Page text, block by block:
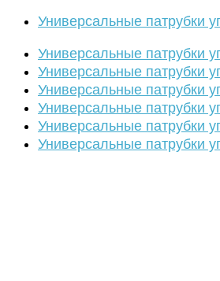
Универсальные патрубки
Универсальные патрубки
Универсальные патрубки
Универсальные патрубки
Универсальные патрубки
Универсальные патрубки
Универсальные патрубки